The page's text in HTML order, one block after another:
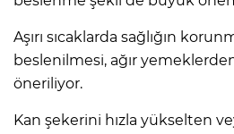
Aşırı sıcaklarda sağlığın
beslenilmesi, ağır yemeklerden
öneriliyor.
Kan şekerini hızla yükselten